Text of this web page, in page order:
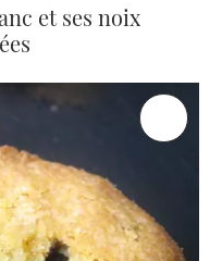
et ses noix